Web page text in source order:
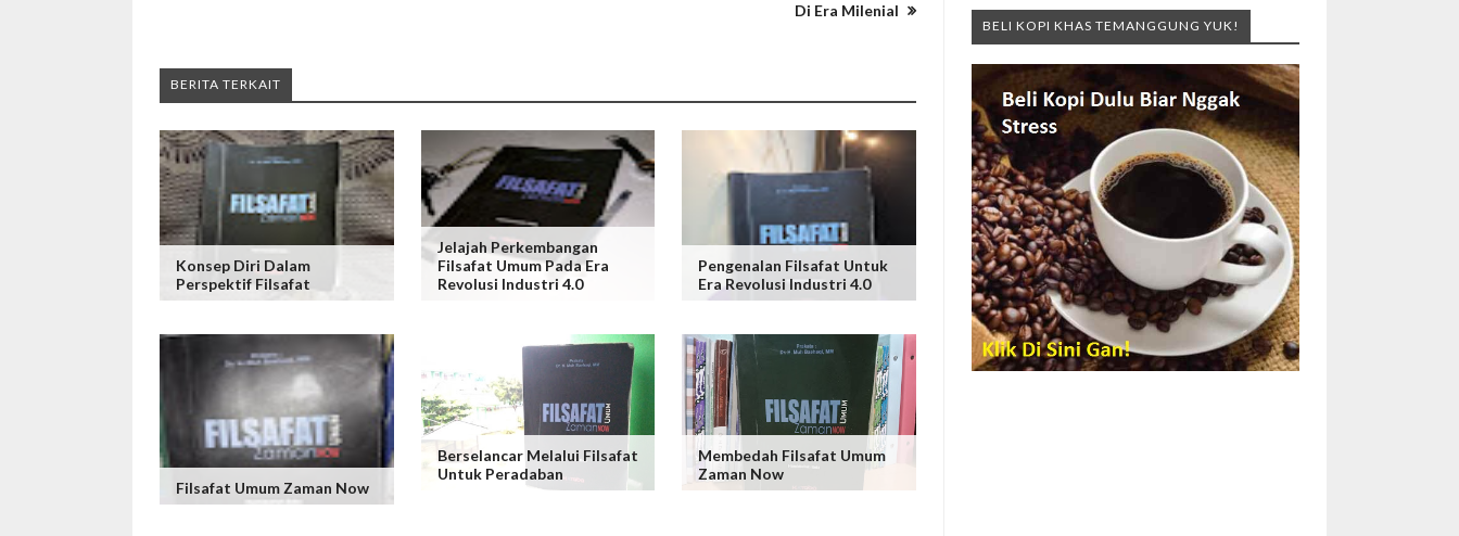
Di Era Milenial
BERITA TERKAIT
Konsep Diri Dalam
Perspektif Filsafat
Jelajah Perkembangan
Filsafat Umum Pada Era
Revolusi Industri 4.0
Pengenalan Filsafat Untuk
Era Revolusi Industri 4.0
Filsafat Umum Zaman Now
Berselancar Melalui Filsafat
Untuk Peradaban
Membedah Filsafat Umum
Zaman Now
BELI KOPI KHAS TEMANGGUNG YUK!